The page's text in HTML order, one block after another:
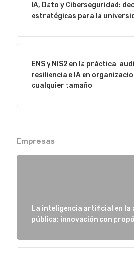
IA, Dato y Ciberseguridad:
estratégicas para la
ENS y NIS2 en la práctica:
resiliencia e IA en
cualquier tamaño
Empresas
La inteligencia artificial en la
pública: innovación con